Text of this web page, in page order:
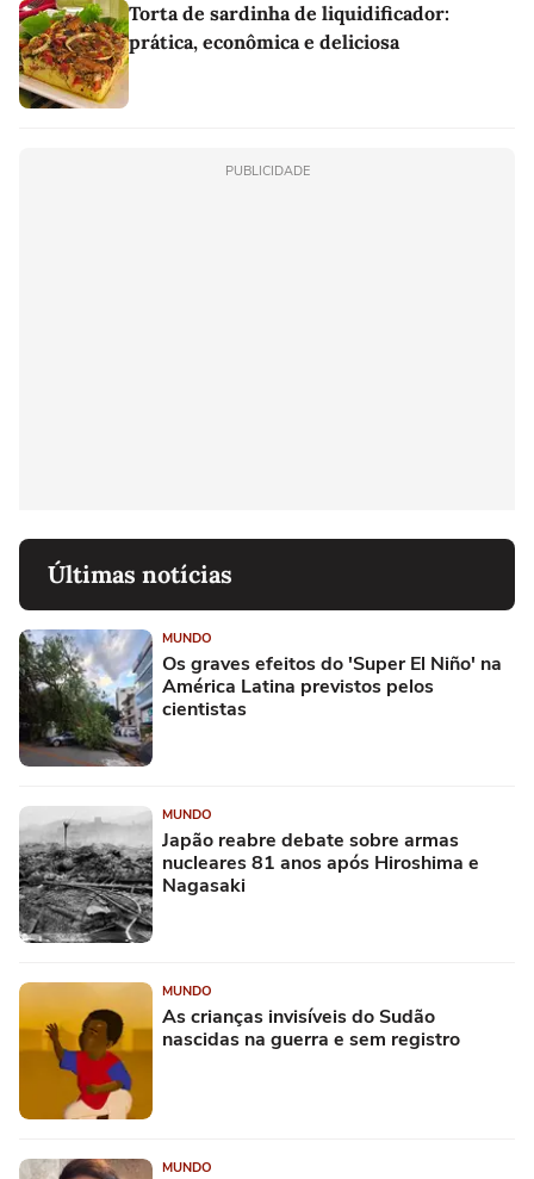
Torta de sardinha de liquidificador:
prática, econômica e deliciosa
PUBLICIDADE
Últimas notícias
MUNDO
Os graves efeitos do 'Super El Niño' na
América Latina previstos pelos
cientistas
MUNDO
Japão reabre debate sobre armas
nucleares 81 anos após Hiroshima e
Nagasaki
MUNDO
As crianças invisíveis do Sudão
nascidas na guerra e sem registro
MUNDO